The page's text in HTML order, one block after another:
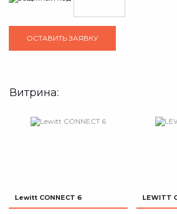
Витрина:
Lewitt CONNECT 6 LEWITT